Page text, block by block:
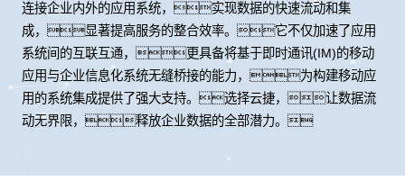
连接企业内外的应用系统，实现数据的快速流动和集
成，显著提高服务的整合效率。它不仅加速了应用
系统间的互联互通，更具备将基于即时通讯(IM)的移动
应用与企业信息化系统无缝桥接的能力，为构建移动应
用的系统集成提供了强大支持。选择云捷，让数据流
动无界限，释放企业数据的全部潜力。